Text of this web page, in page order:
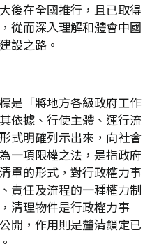
後在全國推行，且已取得
從而深入理解和體會中國
設之路。
是「將地方各級政府工作
依據、行使主體、運行流
式明確列示出來，向社會
一項限權之法，是指政府
單的形式，對行政權力事
責任及流程的一種權力制
清理物件是行政權力事
開，作用則是釐清鎖定已